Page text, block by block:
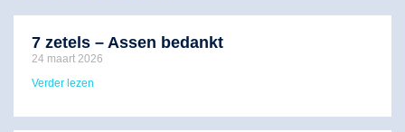
7 zetels – Assen bedankt
24 maart 2026
Verder lezen